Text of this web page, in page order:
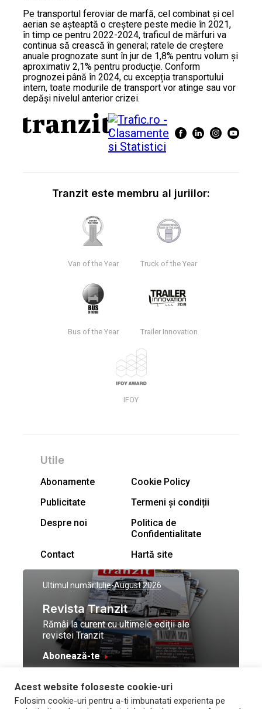
Pe transportul feroviar de marfă, cel combinat și cel
aerian se așteaptă o creștere peste medie în 2021,
în timp ce pentru 2022-2024, traficul de mărfuri va
continua să crească în general; ratele de creștere
anuale prognozate sunt în jur de 1,8% pentru volum și
aproximativ 2,1% pentru producție. Conform
prognozei până în 2024, cu excepția transportului
intern, toate modurile de transport vor atinge sau vor
depăși nivelul anterior crizei.
Tranzit este membru al juriilor:
Van of the Year Truck of the Year
Bus of the Year Trailer Innovation
IFOY
Utile
Abonamente
Cookie Policy
Publicitate
Termeni și condiții
Despre noi
Politica de
Confidentialitate
Contact
Hartă site
Ultimul număr:Iulie-August 2026
Revista Tranzit
Rămâi la curent cu ultimele ediții ale
revistei Tranzit
Abonează-te
© Toate drepturile
rezervate Trafic Media
Design by
and development by Neo
Acest website foloseste cookie-uri
Folosim cookie-uri pentru a-ti imbunatati experienta pe